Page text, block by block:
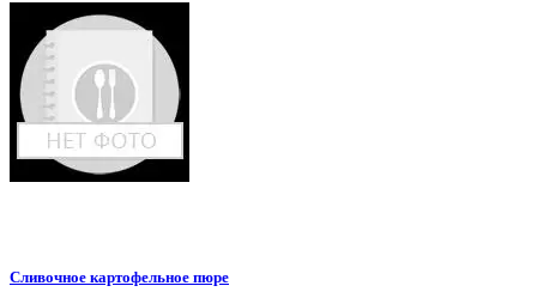
Сливочное картофельное пюре